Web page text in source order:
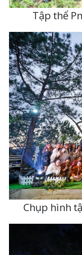
Tập thể
Chụp hình